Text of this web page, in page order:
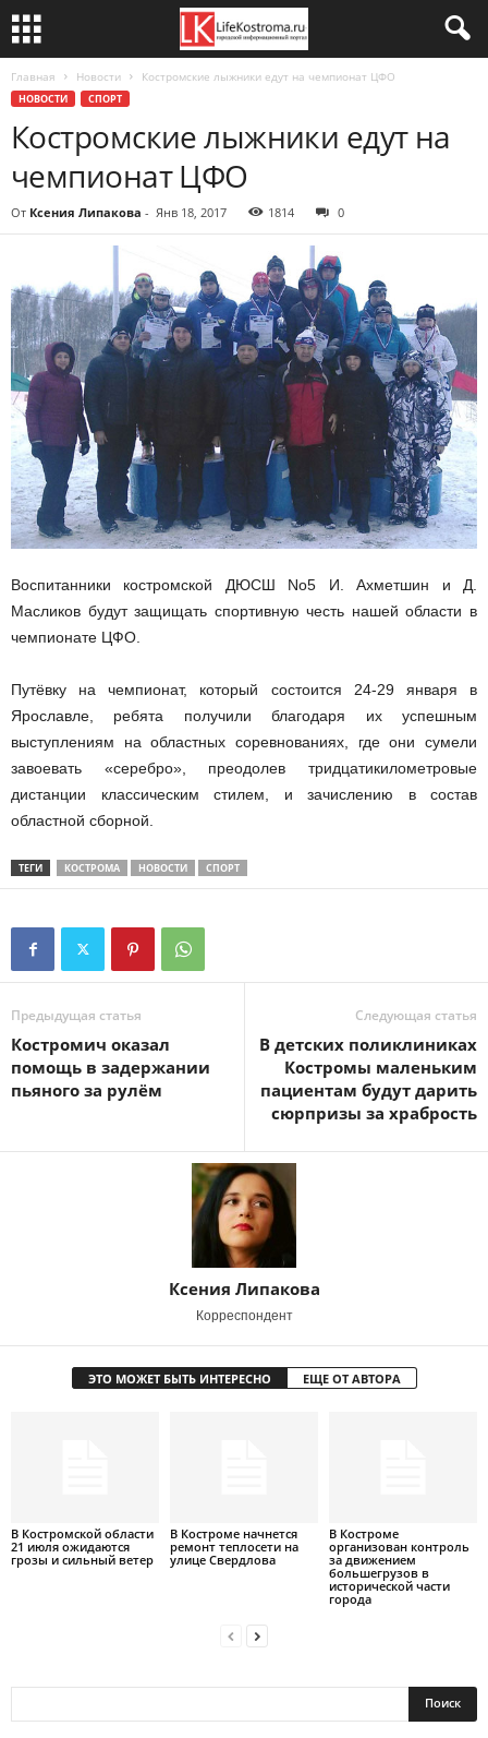
Главная Новости Костромские лыжники едут на чемпионат ЦФО
НОВОСТИ СПОРТ
Костромские лыжники едут на
чемпионат ЦФО
От Ксения Липакова - Янв 18, 2017 1814 0
Воспитанники костромской ДЮСШ No5 И. Ахметшин и Д.
Масликов будут защищать спортивную честь нашей области в
чемпионате ЦФО.
Путёвку на чемпионат, который состоится 24-29 января в
Ярославле, ребята получили благодаря их успешным
выступлениям на областных соревнованиях, где они сумели
завоевать «серебро», преодолев тридцатикилометровые
дистанции классическим стилем, и зачислению в состав
областной сборной.
ТЕГИ КОСТРОМА НОВОСТИ СПОРТ
Предыдущая статья
Костромич оказал
помощь в задержании
пьяного за рулём
Следующая статья
В детских поликлиниках
Костромы маленьким
пациентам будут дарить
сюрпризы за храбрость
Ксения Липакова
Корреспондент
ЭТО МОЖЕТ БЫТЬ ИНТЕРЕСНО ЕЩЕ ОТ АВТОРА
В Костромской области
21 июля ожидаются
грозы и сильный ветер
В Костроме начнется
ремонт теплосети на
улице Свердлова
В Костроме
организован контроль
за движением
большегрузов в
исторической части
города